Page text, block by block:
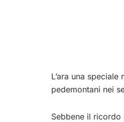
L’ara una
pedemontani nei
Sebbene il